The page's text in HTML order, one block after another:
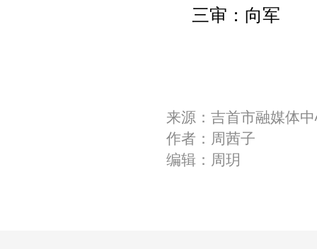
三审：向军
来源：吉首市融媒体
作者：周茜子
编辑：周玥